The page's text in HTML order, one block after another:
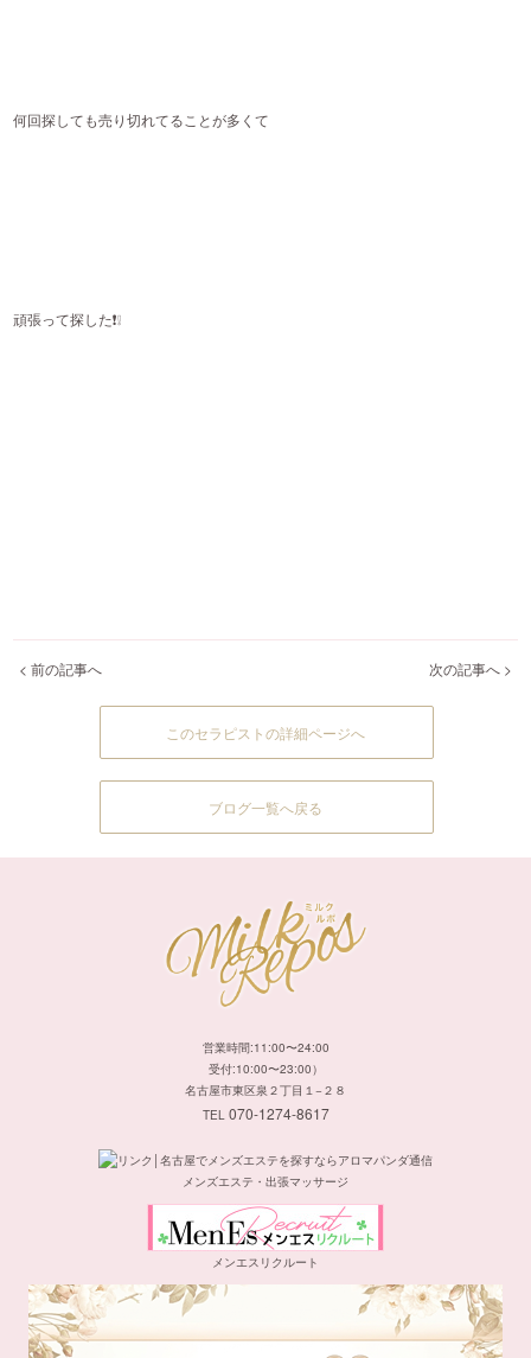
何回探しても売り切れてることが多くて
頑張って探した❗️❕
< 前の記事へ 次の記事へ >
このセラピストの詳細ページへ
ブログ一覧へ戻る
営業時間:11:00〜24:00
受付:10:00〜23:00）
名古屋市東区泉２丁目１−２８
TEL 070-1274-8617
メンズエステ・出張マッサージ
メンエスリクルート